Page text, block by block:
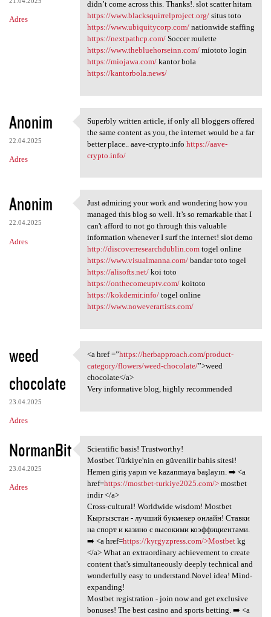
Adres
didn’t come across this. Thanks!. slot scatter hitam
https://www.blacksquirrelproject.org/situs toto
https://www.ubiquitycorp.com/nationwide staffing
https://nextpathcp.com/Soccer roulette
https://www.thebluehorseinn.com/miototo login
https://miojawa.com/kantor bola
https://kantorbola.news/
Anonim
22.04.2025
Adres
Superbly written article, if
Superbly written article, if only all bloggers offered
the same content as you, the internet would be a far
better place.. aave-crypto.info https://aave-
crypto.info/
Anonim
22.04.2025
Adres
Just admiring your work and
Just admiring your work and wondering how you
managed this blog so well. It’s so remarkable that I
can't afford to not go through this valuable
information whenever I surf the internet! slot demo
http://discoverresearchdublin.comtogel online
https://www.visualmanna.com/bandar toto togel
https://alisofts.net/koi toto
https://onthecomeuptv.com/koitoto
https://kokdemir.info/togel online
https://www.noweverartists.com/
weed
chocolate
23.04.2025
Adres
<a href =”https:/
<a href =”https://herbapproach.com/product-
category/flowers/weed-chocolate/”>weed
chocolate</a>
Very informative blog, highly recommended
NormanBit
23.04.2025
Adres
Scientific basis! Trustworthy
Scientific basis! Trustworthy!
Mostbet Türkiye'nin en güvenilir bahis sitesi!
Hemen giriş yapın ve kazanmaya başlayın. ➡️ <a
href=https://mostbet-turkiye2025.com/>mostbet
indir </a>
Cross-cultural! Worldwide wisdom! Mostbet
Кыргызстан - лучший букмекер онлайн! Ставки
на спорт и казино с высокими коэффициентами.
➡️ <a href=https://kyrgyzpress.com/>Mostbetkg
</a> What an extraordinary achievement to create
content that's simultaneously deeply technical and
wonderfully easy to understand.Novel idea! Mind-
expanding!
Mostbet registration - join now and get exclusive
bonuses! The best casino and sports betting. ➡️ <a